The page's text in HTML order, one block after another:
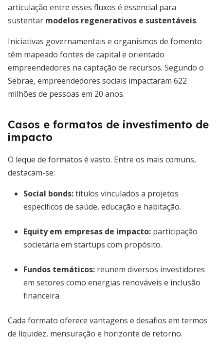
articulação entre esses fluxos é essencial para
sustentar modelos regenerativos e sustentáveis.
Iniciativas governamentais e organismos de fomento
têm mapeado fontes de capital e orientado
empreendedores na captação de recursos. Segundo o
Sebrae, empreendedores sociais impactaram 622
milhões de pessoas em 20 anos.
Casos e formatos de investimento de
impacto
O leque de formatos é vasto. Entre os mais comuns,
destacam-se:
Social bonds:títulos vinculados a projetos
específicos de saúde, educação e habitação.
Equity em empresas de impacto: participação
societária em startups com propósito.
Fundos temáticos: reunem diversos investidores
em setores como energias renováveis e inclusão
financeira.
Cada formato oferece vantagens e desafios em termos
de liquidez, mensuração e horizonte de retorno.